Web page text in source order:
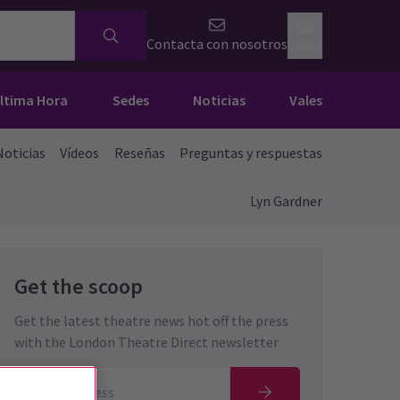
Contacta con nosotros
Hora Sedes Noticias Vales
Vídeos Reseñas Preguntas y respuestas
Lyn Gardner
Get the scoop
Get the latest theatre news hot off the press
with the London Theatre Direct newsletter